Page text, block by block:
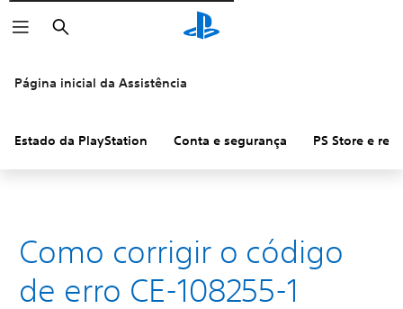
Pesquisar
Página inicial da Assistência
Estado da PlayStation Conta e segurança PS Store e
Como corrigir o código
de erro CE-108255-1